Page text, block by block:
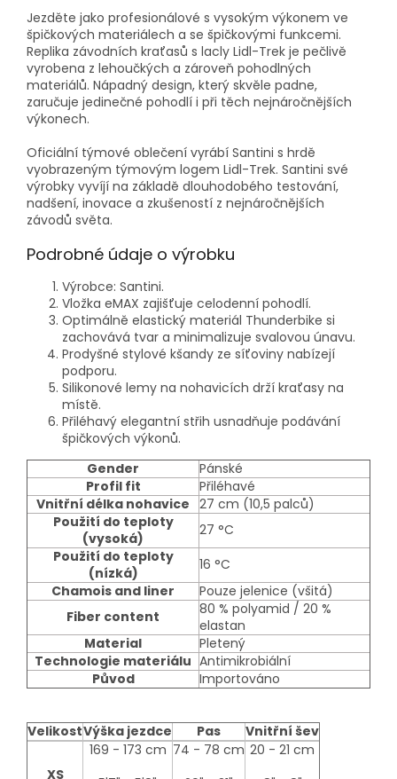
Jezděte jako profesionálové s vysokým výkonem ve
špičkových materiálech a se špičkovými funkcemi.
Replika závodních kraťasů s lacly Lidl-Trek je pečlivě
vyrobena z lehoučkých a zároveň pohodlných
materiálů. Nápadný design, který skvěle padne,
zaručuje jedinečné pohodlí i při těch nejnáročnějších
výkonech.
Oficiální týmové oblečení vyrábí Santini s hrdě
vyobrazeným týmovým logem Lidl-Trek. Santini své
výrobky vyvíjí na základě dlouhodobého testování,
nadšení, inovace a zkušeností z nejnáročnějších
závodů světa.
Podrobné údaje o výrobku
Výrobce: Santini.
Vložka eMAX zajišťuje celodenní pohodlí.
Optimálně elastický materiál Thunderbike si
zachovává tvar a minimalizuje svalovou únavu.
Prodyšné stylové kšandy ze síťoviny nabízejí
podporu.
Silikonové lemy na nohavicích drží kraťasy na
místě.
Přiléhavý elegantní střih usnadňuje podávání
špičkových výkonů.
Gender
Pánské
Profil fit
Přiléhavé
Vnitřní délka nohavice 27 cm (10,5 palců)
Použití do teploty
(vysoká)
27 °C
Použití do teploty
(nízká)
16 °C
Chamois and liner
Pouze jelenice (všitá)
Fiber content
80 % polyamid / 20 %
elastan
Material
Pletený
Technologie materiálu Antimikrobiální
Původ
Importováno
size-
VelikostVýška jezdce Pas Vnitřní šev
XS
169 - 173 cm 74 - 78 cm 20 - 21 cm